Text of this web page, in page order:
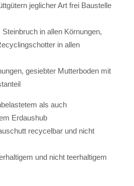
jeglicher Art frei Baustelle
in allen Körnungen,
in allen
gesiebter Mutterboden mit
als auch
Erdaushub
recycelbar und nicht
und nicht teerhaltigem